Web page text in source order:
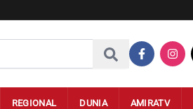
REGIONAL DUNIA AMIRATV